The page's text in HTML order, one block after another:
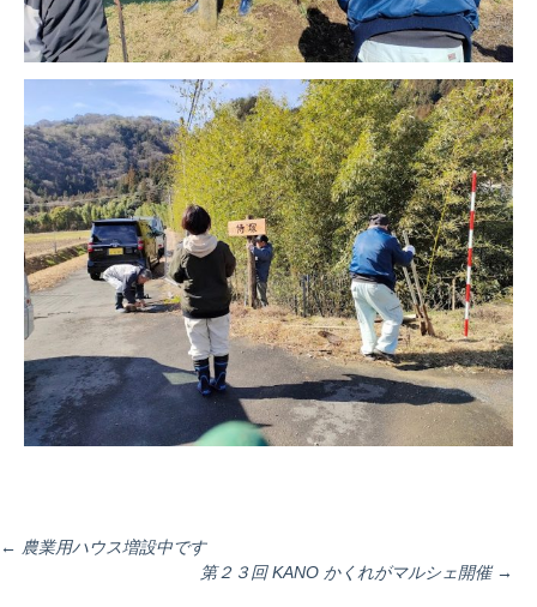
投
← 農業用ハウス増設中です
第２３回 KANO かくれがマルシェ開催 →